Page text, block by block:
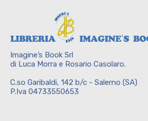
Imagine’s Book Srl
di Luca Morra e Rosario Casolaro.
C.so Garibaldi, 142 b/c - Salerno (SA)
P.Iva 04733550653